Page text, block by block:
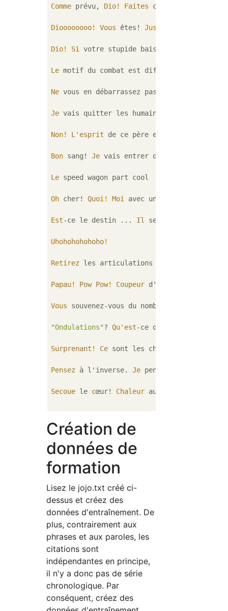
Comme prévu, Dio! Faites ce que nous ne
Dioooooooo! Vous êtes! Jusqu'à
Dio! Si votre stupide baiser visait cela,
Le motif du combat est différent de vous
Ne vous en débarrassez pas!
Je vais quitter les humains!
Non! L'esprit de ce père est ... son fils
Bon sang! Je vais entrer dans cette salle
Le speed wagon part cool
Oh cher! Quoi! Moi avec un bras cassé!
Est-ce le destin ... Il se peut que la
Uhohohohohoho!
Retirez les articulations et étendez vos
Papau! Pow Pow! Coupeur d'ondulations! !!
Vous souvenez-vous du nombre de pains que
"Ondulations"? Qu'est-ce que la
Surprenant! Ce sont les cheveux!
Pensez à l'inverse. Je pense que
Secoue le cœur! Chaleur au point de
Création de
données de
formation
Lisez le jojo.txt créé ci-
dessus et créez des
données d'entraînement. De
plus, contrairement aux
phrases et aux paroles, les
citations sont
indépendantes en principe,
il n'y a donc pas de série
chronologique. Par
conséquent, créez des